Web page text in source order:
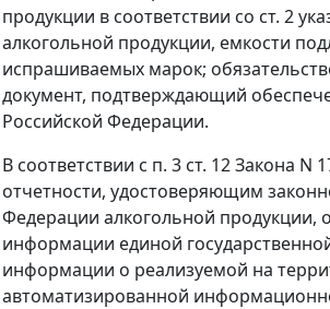
продукции в соответствии со ст. 2
алкогольной продукции, емкости
испрашиваемых марок;
документ, подтверждающий
Российской Федерации.
В соответствии с п. 3 ст. 12Закона N
отчетности, удостоверяющим
Федерации алкогольной продукции,
информации единой
информации о реализуемой на
автоматизированной